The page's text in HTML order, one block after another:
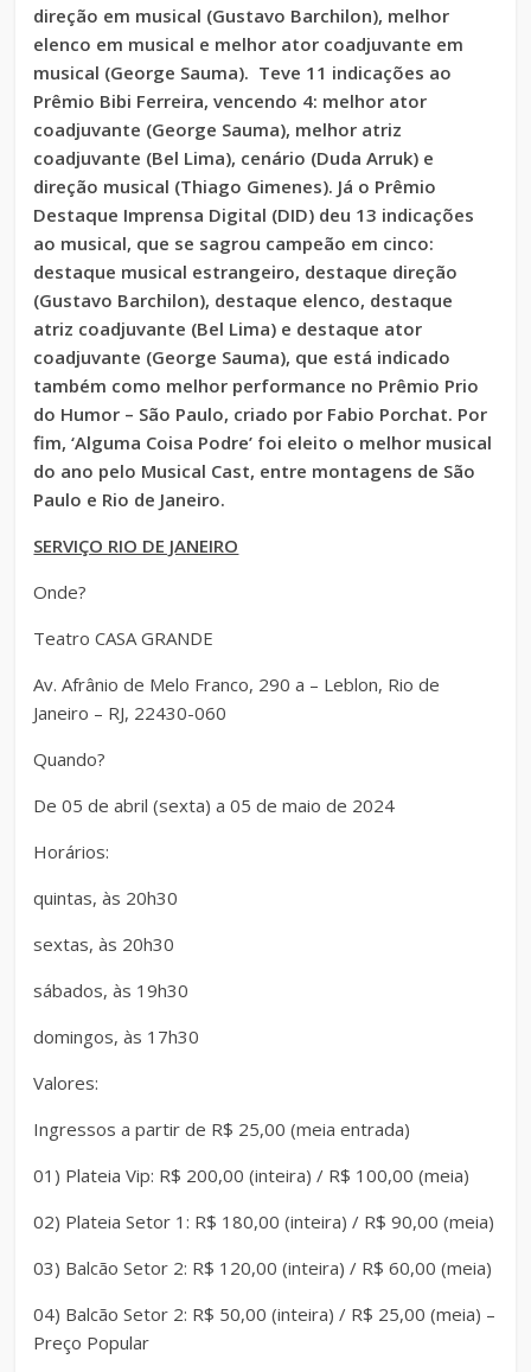
direção em musical (Gustavo Barchilon), melhor
elenco em musical e melhor ator coadjuvante em
musical (George Sauma). Teve 11 indicações ao
Prêmio Bibi Ferreira, vencendo 4: melhor ator
coadjuvante (George Sauma), melhor atriz
coadjuvante (Bel Lima), cenário (Duda Arruk) e
direção musical (Thiago Gimenes). Já o Prêmio
Destaque Imprensa Digital (DID) deu 13 indicações
ao musical, que se sagrou campeão em cinco:
destaque musical estrangeiro, destaque direção
(Gustavo Barchilon), destaque elenco, destaque
atriz coadjuvante (Bel Lima) e destaque ator
coadjuvante (George Sauma), que está indicado
também como melhor performance no Prêmio Prio
do Humor – São Paulo, criado por Fabio Porchat. Por
fim, ‘Alguma Coisa Podre’ foi eleito o melhor musical
do ano pelo Musical Cast, entre montagens de São
Paulo e Rio de Janeiro.
SERVIÇO RIO DE JANEIRO
Onde?
Teatro CASA GRANDE
Av. Afrânio de Melo Franco, 290 a – Leblon, Rio de
Janeiro – RJ, 22430-060
Quando?
De 05 de abril (sexta) a 05 de maio de 2024
Horários:
quintas, às 20h30
sextas, às 20h30
sábados, às 19h30
domingos, às 17h30
Valores:
Ingressos a partir de R$ 25,00 (meia entrada)
01) Plateia Vip: R$ 200,00 (inteira) / R$ 100,00 (meia)
02) Plateia Setor 1: R$ 180,00 (inteira) / R$ 90,00 (meia)
03) Balcão Setor 2: R$ 120,00 (inteira) / R$ 60,00 (meia)
04) Balcão Setor 2: R$ 50,00 (inteira) / R$ 25,00 (meia) –
Preço Popular